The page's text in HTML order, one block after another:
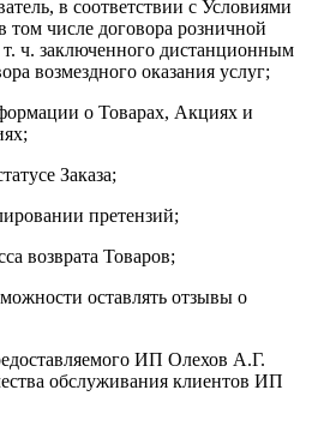
в соответствии с Условиями
том числе договора розничной
ч. заключенного дистанционным
возмездного оказания услуг;
о Товарах, Акциях и
Заказа;
претензий;
возврата Товаров;
оставлять отзывы о
ИП Олехов А.Г.
обслуживания клиентов ИП